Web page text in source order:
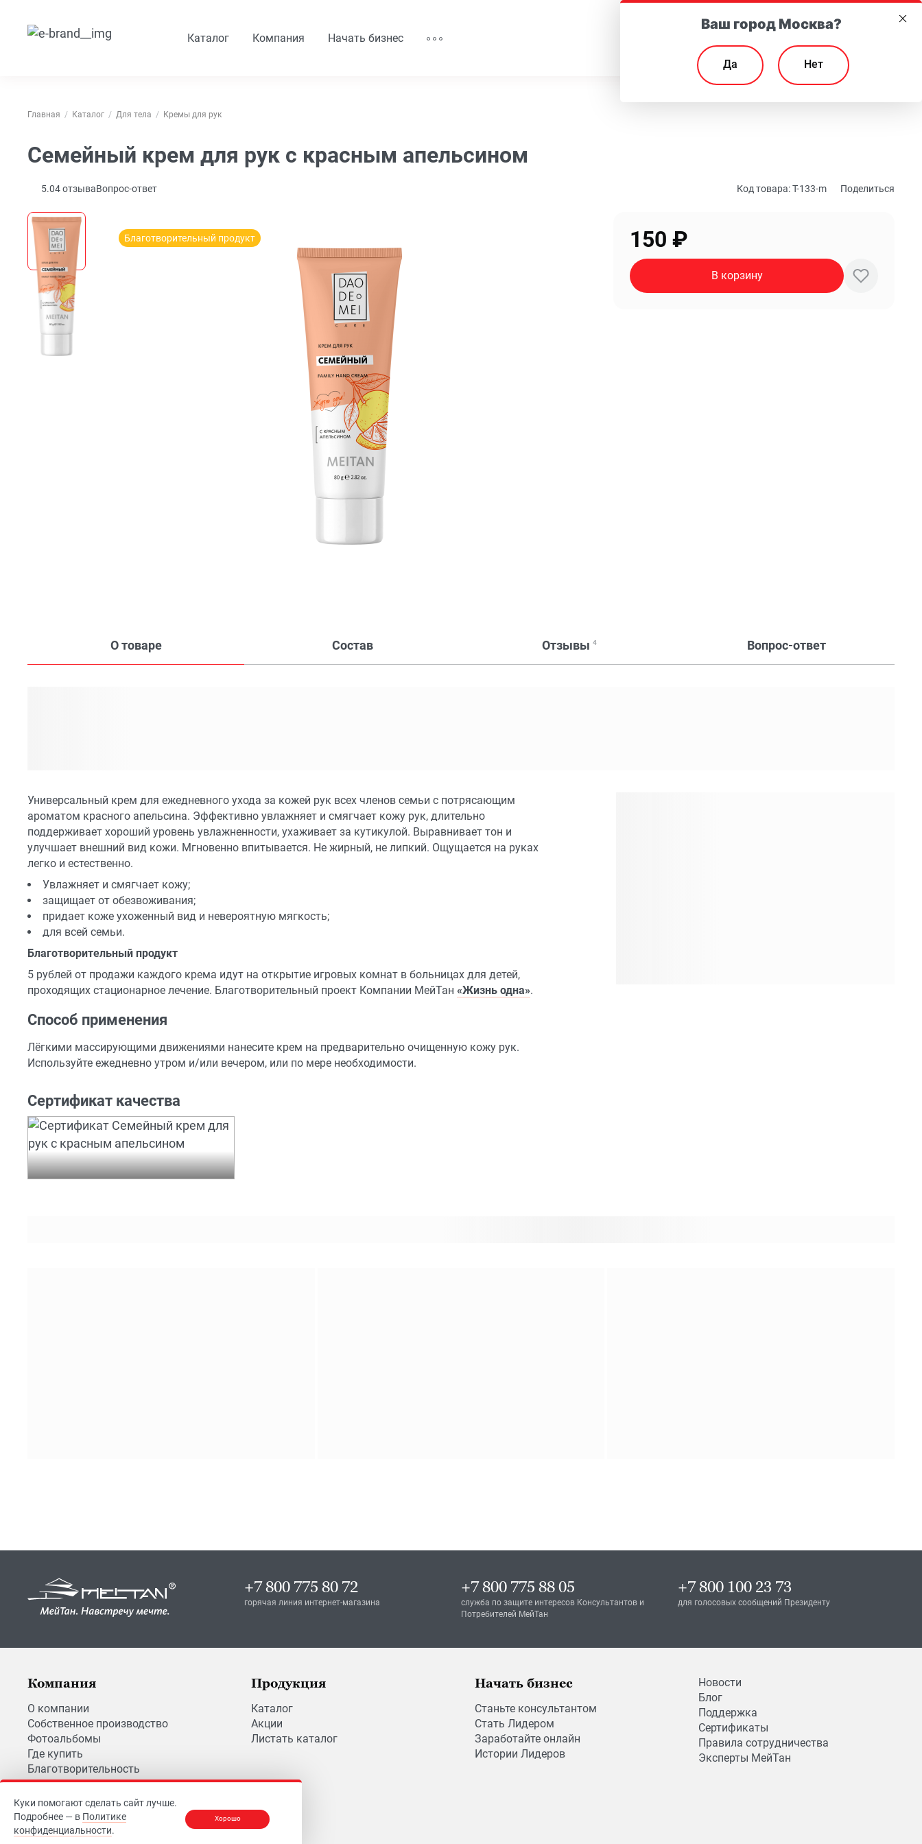
Каталог Компания Начать бизнес
Главная Каталог Для тела Кремы для рук
Семейный крем для рук с красным апельсином
5.04отзываВопрос-ответ Код товара:T-133-m Поделиться
Благотворительный продукт 150 ₽
В корзину
О товаре Состав Отзывы 4 Вопрос-ответ
Универсальный крем для ежедневного ухода за кожей рук всех членов семьи с потрясающим
ароматом красного апельсина. Эффективно увлажняет и смягчает кожу рук, длительно
поддерживает хороший уровень увлажненности, ухаживает за кутикулой. Выравнивает тон и
улучшает внешний вид кожи. Мгновенно впитывается. Не жирный, не липкий. Ощущается на руках
легко и естественно.
Увлажняет и смягчает кожу;
защищает от обезвоживания;
придает коже ухоженный вид и невероятную мягкость;
для всей семьи.
Благотворительный продукт
5 рублей от продажи каждого крема идут на открытие игровых комнат в больницах для детей,
проходящих стационарное лечение. Благотворительный проект Компании МейТан «Жизнь одна».
Способ применения
Лёгкими массирующими движениями нанесите крем на предварительно очищенную кожу рук.
Используйте ежедневно утром и/или вечером, или по мере необходимости.
Сертификат качества
+7 800 775 80 72
горячая линия интернет-магазина
+7 800 775 88 05
служба по защите интересов Консультантов и
Потребителей МейТан
+7 800 100 23 73
для голосовых сообщений Президенту
Компания
О компании
Собственное производство
Фотоальбомы
Где купить
Благотворительность
Вакансии
Продукция
Каталог
Акции
Листать каталог
Начать бизнес
Станьте консультантом
Стать Лидером
Заработайте онлайн
Истории Лидеров
Новости
Блог
Поддержка
Сертификаты
Правила сотрудничества
Эксперты МейТан
Куки помогают сделать сайт лучше.
Подробнее — в Политике
конфиденциальности.
Хорошо
Ваш город Москва?
Да Нет